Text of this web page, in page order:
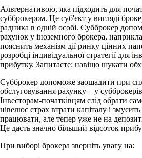
Альтернативою, яка підходить для
субброкером. Це суб'єкт у вигляді
радника в одній особі. Субброкер
рахунок у іноземного брокера,
пояснить механізм дії ринку цінних
розробці індивідуальної стратегії для
прибутку. Запитаєте: навіщо шукати
Субброкер допоможе заощадити при
обслуговування рахунку – у
Інвесторам-початківцям слід обрати
нівелює страх втрати капіталу і
працювати, але тепер уже не на
Це дасть значно більший відсоток
При виборі брокера зверніть увагу на: